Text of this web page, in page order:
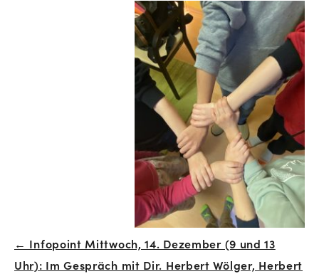
Beitrags-
← Infopoint Mittwoch, 14. Dezember (9 und 13
Uhr): Im Gespräch mit Dir. Herbert Wölger, Herbert